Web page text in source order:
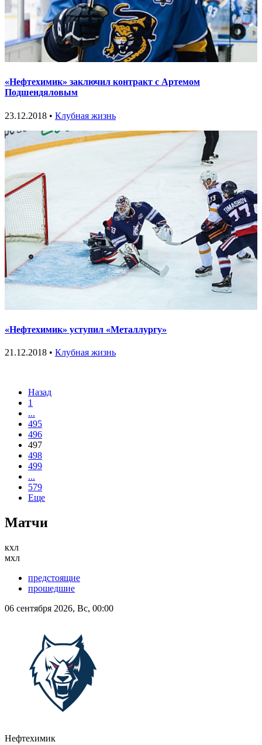
«Нефтехимик» заключил контракт с Артемом
Подшендяловым
23.12.2018 • Клубная жизнь
«Нефтехимик» уступил «Металлургу»
21.12.2018 • Клубная жизнь
Назад
1
...
495
496
497
498
499
...
579
Еще
Матчи
кхл
мхл
предстоящие
прошедшие
06 сентября 2026, Вс, 00:00
Нефтехимик